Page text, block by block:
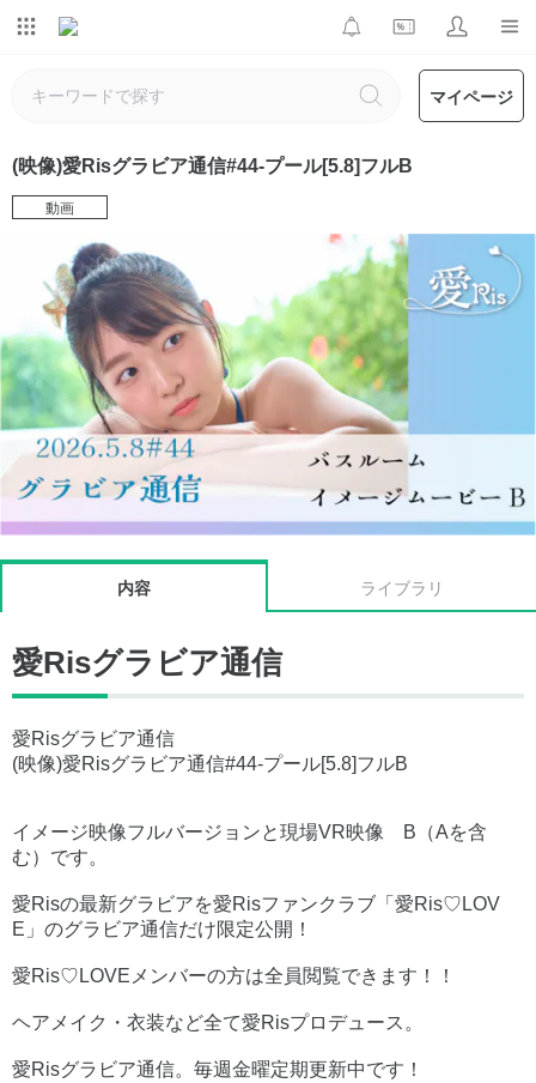
マイページ
(映像)愛Risグラビア通信#44-プール[5.8]フルB
動画
内容 ライブラリ
愛Risグラビア通信
愛Risグラビア通信
(映像)愛Risグラビア通信#44-プール[5.8]フルB
イメージ映像フルバージョンと現場VR映像 B（Aを含
む）です。
愛Risの最新グラビアを愛Risファンクラブ「愛Ris♡LOV
E」のグラビア通信だけ限定公開！
愛Ris♡LOVEメンバーの方は全員閲覧できます！！
ヘアメイク・衣装など全て愛Risプロデュース。
愛Risグラビア通信。毎週金曜定期更新中です！